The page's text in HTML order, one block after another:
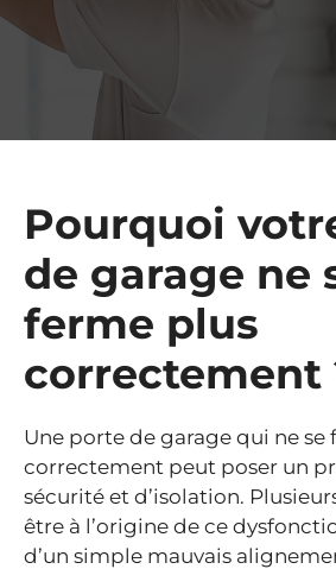
Pourquoi
de garage ne
ferme plus
correctement
Une porte de garage qui ne se
correctement peut poser un
sécurité et d’isolation.
être à l’origine de ce
d’un simple mauvais